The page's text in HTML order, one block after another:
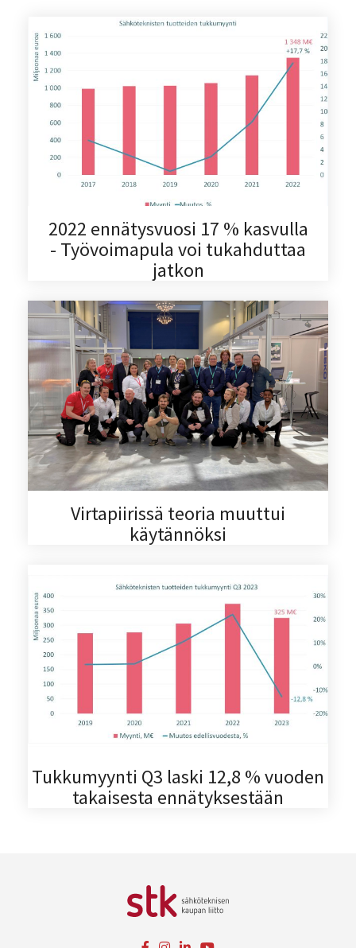
2022 ennätysvuosi 17 % kasvulla
- Työvoimapula voi tukahduttaa
jatkon
Virtapiirissä teoria muuttui
käytännöksi
Tukkumyynti Q3 laski 12,8 % vuoden
takaisesta ennätyksestään